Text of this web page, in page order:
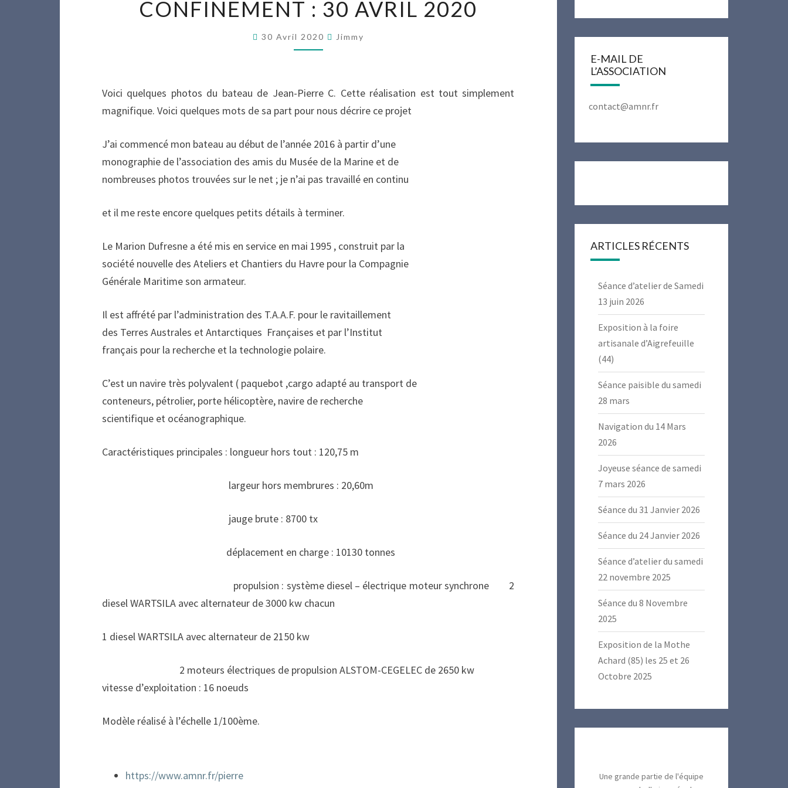
CONFINEMENT : 30 AVRIL 2020
30 Avril 2020 Jimmy
Voici quelques photos du bateau de Jean-Pierre C. Cette réalisation est tout simplement
magnifique. Voici quelques mots de sa part pour nous décrire ce projet
J’ai commencé mon bateau au début de l’année 2016 à partir d’une
monographie de l’association des amis du Musée de la Marine et de
nombreuses photos trouvées sur le net ; je n’ai pas travaillé en continu
et il me reste encore quelques petits détails à terminer.
Le Marion Dufresne a été mis en service en mai 1995 , construit par la
société nouvelle des Ateliers et Chantiers du Havre pour la Compagnie
Générale Maritime son armateur.
Il est affrété par l’administration des T.A.A.F. pour le ravitaillement
des Terres Australes et Antarctiques Françaises et par l’Institut
français pour la recherche et la technologie polaire.
C’est un navire très polyvalent ( paquebot ,cargo adapté au transport de
conteneurs, pétrolier, porte hélicoptère, navire de recherche
scientifique et océanographique.
Caractéristiques principales : longueur hors tout : 120,75 m
largeur hors membrures : 20,60m
jauge brute : 8700 tx
déplacement en charge : 10130 tonnes
propulsion : système diesel – électrique moteur synchrone 2
diesel WARTSILA avec alternateur de 3000 kw chacun
1 diesel WARTSILA avec alternateur de 2150 kw
2 moteurs électriques de propulsion ALSTOM-CEGELEC de 2650 kw
vitesse d’exploitation : 16 noeuds
Modèle réalisé à l’échelle 1/100ème.
https://www.amnr.fr/pierre
E-MAIL DE
L’ASSOCIATION
contact@amnr.fr
ARTICLES RÉCENTS
Séance d’atelier de Samedi
13 juin 2026
Exposition à la foire
artisanale d’Aigrefeuille
(44)
Séance paisible du samedi
28 mars
Navigation du 14 Mars
2026
Joyeuse séance de samedi
7 mars 2026
Séance du 31 Janvier 2026
Séance du 24 Janvier 2026
Séance d’atelier du samedi
22 novembre 2025
Séance du 8 Novembre
2025
Exposition de la Mothe
Achard (85) les 25 et 26
Octobre 2025
Une grande partie de l'équipe